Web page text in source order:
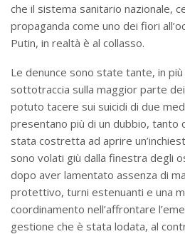
che il sistema sanitario nazionale,
propaganda come uno dei fiori
Putin, in realtà è al collasso.
Le denunce sono state tante, in
sottotraccia sulla maggior parte
potuto tacere sui suicidi di due
presentano più di un dubbio, tanto
stata costretta ad aprire
sono volati giù dalla finestra degli
dopo aver lamentato assenza di
protettivo, turni estenuanti e una
coordinamento nell’affrontare
gestione che è stata lodata, al